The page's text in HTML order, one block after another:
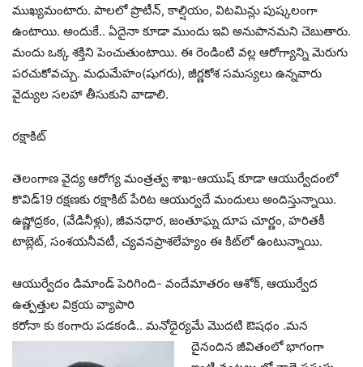
ముఖ్య‌మంటారు. పాల‌లో ప్రొటీన్‌, కాల్షియం, విట‌మిన్లు పుష్క‌లంగా
ఉంటాయి. అందుకే.. ఏదైనా కూడా ముందు ఇవి అనుపానమ‌ని చెబుతారు.
మందు ఒక్క శ‌క్తిని పెంచుతుంటాయి. ఈ రెండింటి వ‌ల్ల ఆరోగ్యాన్ని మెరుగు
ప‌ర‌చుకోవ‌చ్చు. మ‌ధుమేహం(షుగ‌రు), జీర్ణ‌కోశ స‌మ‌స్య‌లు ఉన్న‌వారు
వైద్యుల స‌ల‌హా తీసుకుని వాడాలి.
ర‌క్షాకిట్‌
తెలంగాణ వైద్య ఆరోగ్య మంత్ర‌త్వ శాఖ‌-ఆయుష్ కూడా ఆయుర్వేదంలో
కొవిడ్‌19 ర‌క్ష‌ణ‌కు ర‌క్షాకిట్ పేరిట ఆయుర్వ‌దే మందులు అందిస్తున్నాయి.
ఉష్ణోద్ర‌కం, (వేడినీళ్లు), జీవ‌న‌ధార‌, జంతూఘ్న దూప చూర్ణం, హరిత‌కీ
టాబ్లెట్‌, సంశ‌య‌నీవ‌టీ, చ్య‌వ‌న‌ప్రాశ‌లేహ్యం ఈ కిట్‌లో ఉంటున్నాయి.
ఆయుర్వేదం డిమాండ్ పెరిగింది- వందేమాత‌రం ఆశోక్‌, ఆయుర్వేద
ఉత్ప‌త్తుల విక్ర‌య వ్యాపారి
కరోనా కు కంగారు పడకండి.. మ‌నోధైర్య‌మే మొద‌టి ఔష‌ధం .మన
దైనందిన జీవితంలో భాగంగా